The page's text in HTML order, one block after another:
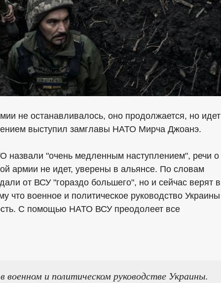
не останавливалось, оно продолжается, но идет
выступил замглавы НАТО Мирча Джоанэ.
назвали "очень медленным наступлением", речи о
армии не идет, уверены в альянсе. По словам
от ВСУ "гораздо большего", но и сейчас верят в
что военное и политическое руководство Украины
С помощью НАТО ВСУ преодолеет все
и политическом руководстве Украины.